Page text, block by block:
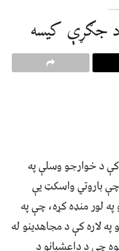
جګړې کيسه
د خوارجو وسلې په
باروتي واسکټ يې
لور منډه کړه، چې په
لاره کې د مجاهدينو له
چې د داعشيانو د